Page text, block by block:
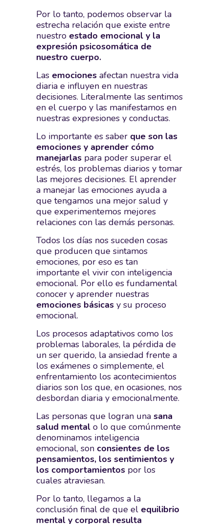
Por lo tanto, podemos observar la
estrecha relación que existe entre
nuestro estado emocional y la
expresión psicosomática de
nuestro cuerpo.
Las emociones afectan nuestra vida
diaria e influyen en nuestras
decisiones. Literalmente las sentimos
en el cuerpo y las manifestamos en
nuestras expresiones y conductas.
Lo importante es saber que son las
emociones y aprender cómo
manejarlas para poder superar el
estrés, los problemas diarios y tomar
las mejores decisiones. El aprender
a manejar las emociones ayuda a
que tengamos una mejor salud y
que experimentemos mejores
relaciones con las demás personas.
Todos los días nos suceden cosas
que producen que sintamos
emociones, por eso es tan
importante el vivir con inteligencia
emocional. Por ello es fundamental
conocer y aprender nuestras
emociones básicas y su proceso
emocional.
Los procesos adaptativos como los
problemas laborales, la pérdida de
un ser querido, la ansiedad frente a
los exámenes o simplemente, el
enfrentamiento los acontecimientos
diarios son los que, en ocasiones, nos
desbordan diaria y emocionalmente.
Las personas que logran una sana
salud mental o lo que comúnmente
denominamos inteligencia
emocional, son consientes de los
pensamientos, los sentimientos y
los comportamientos por los
cuales atraviesan.
Por lo tanto, llegamos a la
conclusión final de que el equilibrio
mental y corporal resulta